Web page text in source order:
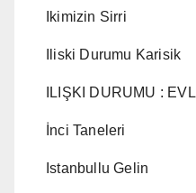
Ikimizin Sirri
Iliski Durumu Karisik
ILIŞKI DURUMU : EVLI
İnci Taneleri
Istanbullu Gelin